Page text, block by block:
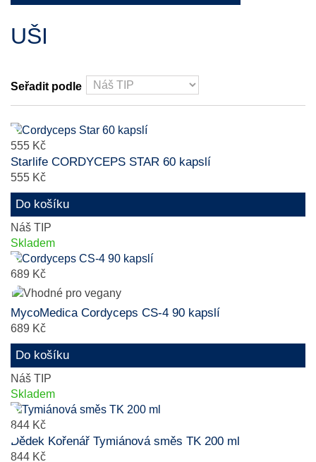
UŠI
Seřadit podle
555 Kč
Starlife CORDYCEPS STAR 60 kapslí
555 Kč
Do košíku
Náš TIP
Skladem
689 Kč
MycoMedica Cordyceps CS-4 90 kapslí
689 Kč
Do košíku
Náš TIP
Skladem
844 Kč
Dědek Kořenář Tymiánová směs TK 200 ml
844 Kč